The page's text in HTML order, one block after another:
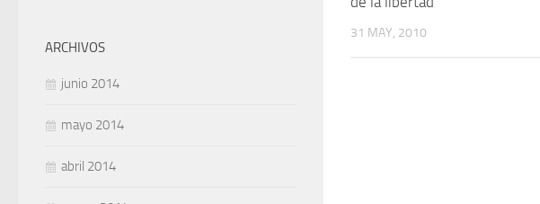
31 MAY, 2010
ARCHIVOS
junio 2014
mayo 2014
abril 2014